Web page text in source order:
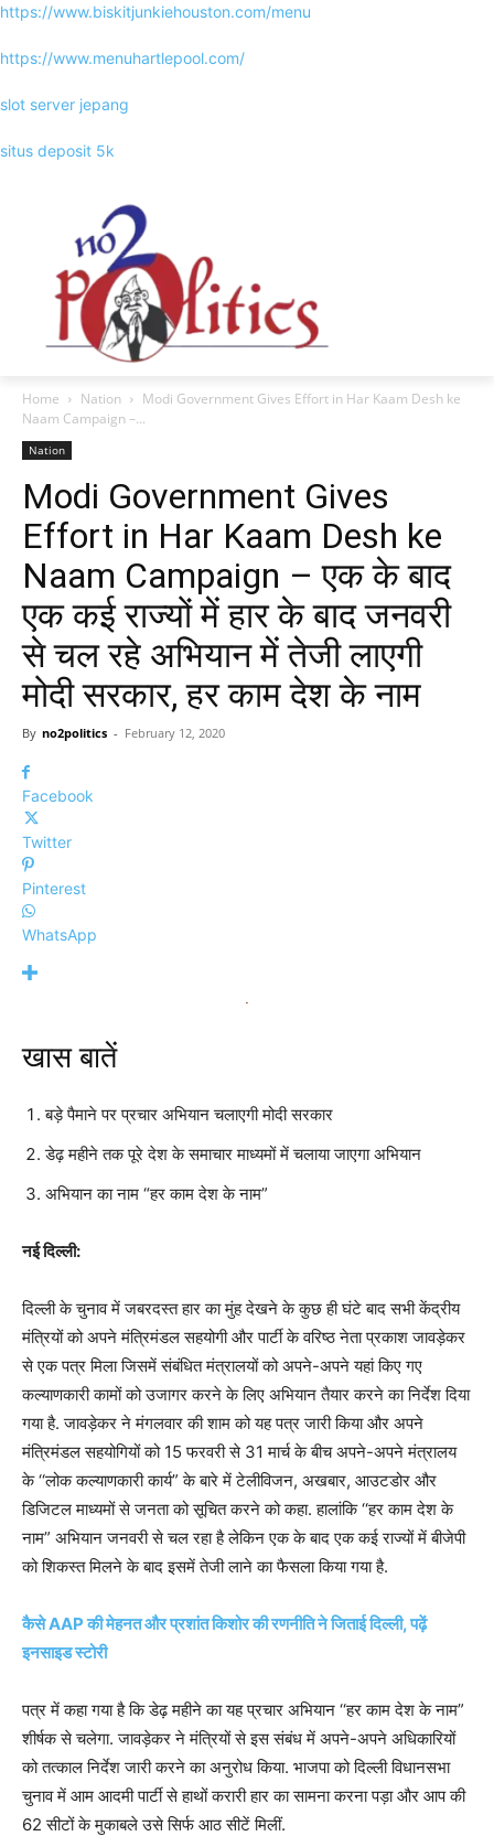
https://www.biskitjunkiehouston.com/menu
https://www.menuhartlepool.com/
slot server jepang
situs deposit 5k
Home Nation
Modi Government Gives Effort in Har Kaam Desh ke
Naam Campaign –...
Nation
Modi Government Gives
Effort in Har Kaam Desh ke
Naam Campaign – एक के बाद
एक कई राज्यों में हार के बाद जनवरी
से चल रहे अभियान में तेजी लाएगी
मोदी सरकार, हर काम देश के नाम
By no2politics - February 12, 2020
Facebook
Twitter
Pinterest
WhatsApp
खास बातें
बड़े पैमाने पर प्रचार अभियान चलाएगी मोदी सरकार
डेढ़ महीने तक पूरे देश के समाचार माध्यमों में चलाया जाएगा अभियान
अभियान का नाम “हर काम देश के नाम”
नई दिल्ली:
दिल्ली के चुनाव में जबरदस्त हार का मुंह देखने के कुछ ही घंटे बाद सभी केंद्रीय
मंत्रियों को अपने मंत्रिमंडल सहयोगी और पार्टी के वरिष्ठ नेता प्रकाश जावड़ेकर
से एक पत्र मिला जिसमें संबंधित मंत्रालयों को अपने-अपने यहां किए गए
कल्याणकारी कामों को उजागर करने के लिए अभियान तैयार करने का निर्देश दिया
गया है. जावड़ेकर ने मंगलवार की शाम को यह पत्र जारी किया और अपने
मंत्रिमंडल सहयोगियों को 15 फरवरी से 31 मार्च के बीच अपने-अपने मंत्रालय
के ‘‘लोक कल्याणकारी कार्य” के बारे में टेलीविजन, अखबार, आउटडोर और
डिजिटल माध्यमों से जनता को सूचित करने को कहा. हालांकि ‘‘हर काम देश के
नाम” अभियान जनवरी से चल रहा है लेकिन एक के बाद एक कई राज्यों में बीजेपी
को शिकस्त मिलने के बाद इसमें तेजी लाने का फैसला किया गया है.
कैसे AAP की मेहनत और प्रशांत किशोर की रणनीति ने जिताई दिल्ली, पढ़ें
इनसाइड स्टोरी
पत्र में कहा गया है कि डेढ़ महीने का यह प्रचार अभियान ‘‘हर काम देश के नाम”
शीर्षक से चलेगा. जावड़ेकर ने मंत्रियों से इस संबंध में अपने-अपने अधिकारियों
को तत्काल निर्देश जारी करने का अनुरोध किया. भाजपा को दिल्ली विधानसभा
चुनाव में आम आदमी पार्टी से हाथों करारी हार का सामना करना पड़ा और आप की
62 सीटों के मुकाबले उसे सिर्फ आठ सीटें मिलीं.